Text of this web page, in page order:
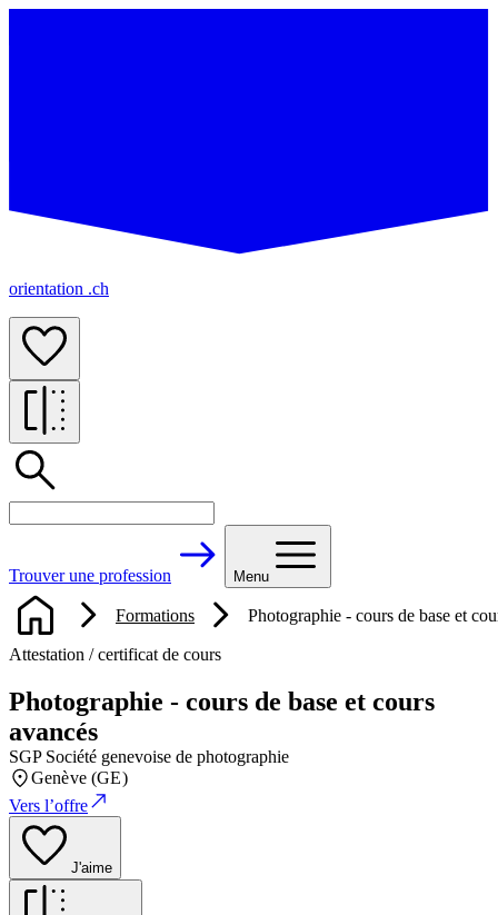
orientation .ch
Trouver une profession Menu
Formations Photographie - cours de base et
Attestation / certificat de cours
Photographie - cours de base et cours
avancés
SGP Société genevoise de photographie
Genève (GE)
Vers l’offre
J'aime